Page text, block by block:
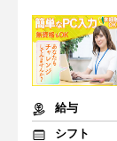
給与
シフト